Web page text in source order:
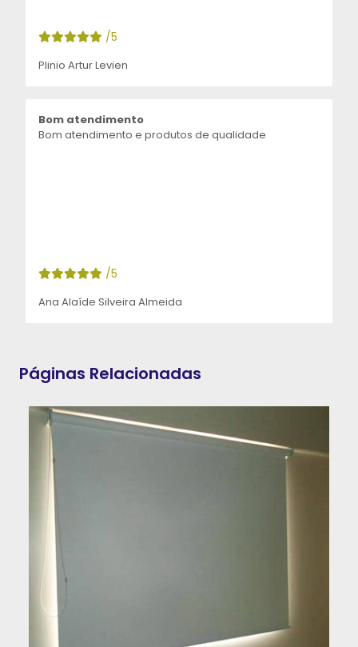
/5
Plinio Artur Levien
Bom atendimento
Bom atendimento e produtos de qualidade
/5
Ana Alaíde Silveira Almeida
Páginas Relacionadas